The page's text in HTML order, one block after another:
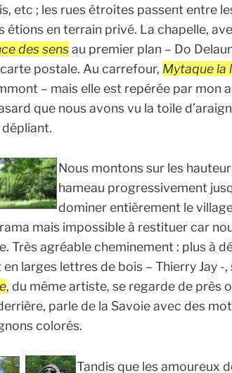
etc ; les rues étroites passent entre
étions en terrain privé. La chapelle,
des sensau premier plan – Do
postale. Au carrefour, Mytaque la
– mais elle est repérée par mon
que nous avons vu la toile
Nous montons sur les
hameau progressivement
dominer entièrement le
mais impossible à restituer car
Très agréable cheminement : plus à
larges lettres de bois – Thierry Jay -,
, du même artiste, se regarde de près
parle de la Savoie avec des
colorés.
Tandis que les amoureux